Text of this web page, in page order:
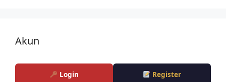
Akun
Login Register